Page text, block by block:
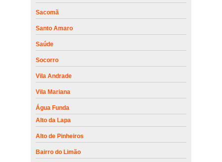
Sacomã
Santo Amaro
Saúde
Socorro
Vila Andrade
Vila Mariana
Água Funda
Alto da Lapa
Alto de Pinheiros
Bairro do Limão